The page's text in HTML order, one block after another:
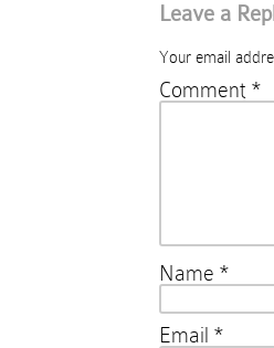
Leave a
Your email
Comment *
Name *
Email *